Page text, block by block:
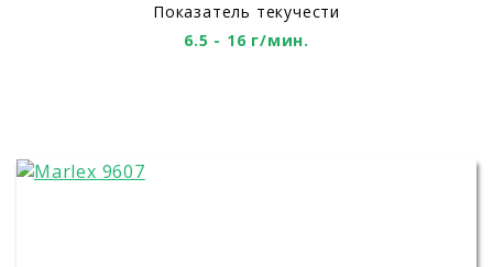
Показатель текучести
6.5 - 16 г/мин.